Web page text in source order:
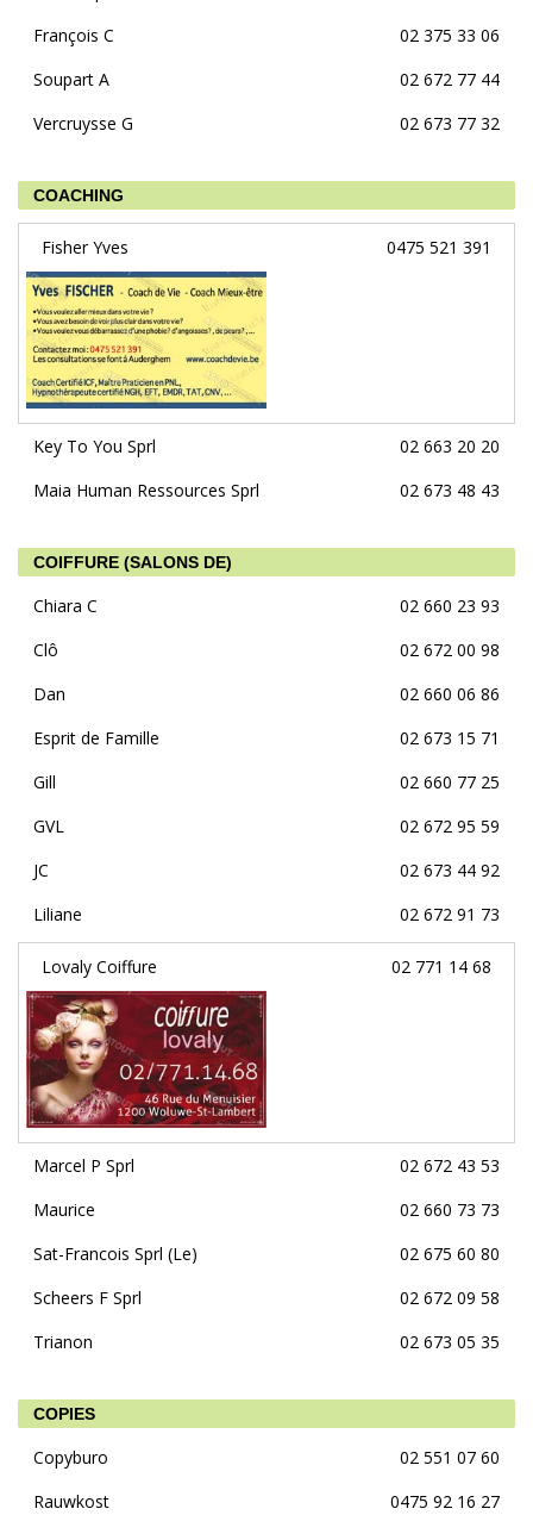
François C
02 375 33 06
Soupart A
02 672 77 44
Vercruysse G
02 673 77 32
COACHING
Fisher Yves 0475 521 391
Key To You Sprl
02 663 20 20
Maia Human Ressources Sprl
02 673 48 43
COIFFURE (SALONS DE)
Chiara C
02 660 23 93
Clô
02 672 00 98
Dan
02 660 06 86
Esprit de Famille
02 673 15 71
Gill
02 660 77 25
GVL
02 672 95 59
JC
02 673 44 92
Liliane
02 672 91 73
Lovaly Coiffure 02 771 14 68
Marcel P Sprl
02 672 43 53
Maurice
02 660 73 73
Sat-Francois Sprl (Le)
02 675 60 80
Scheers F Sprl
02 672 09 58
Trianon
02 673 05 35
COPIES
Copyburo
02 551 07 60
Rauwkost
0475 92 16 27